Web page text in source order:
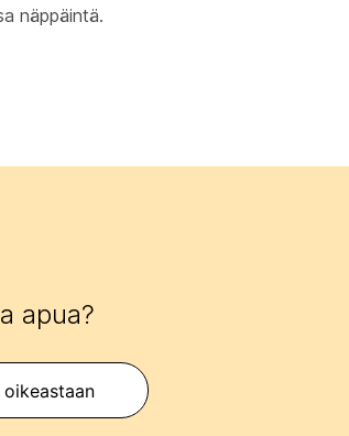
näppäintä.
apua?
oikeastaan